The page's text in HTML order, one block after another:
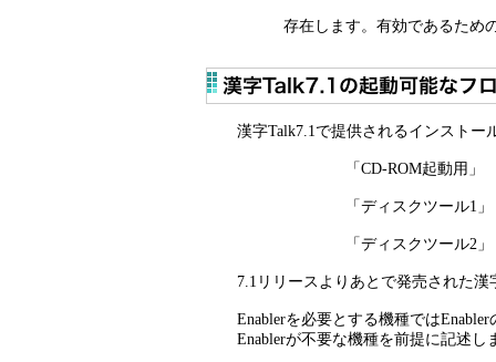
存在します。 有効であるため
漢字Talk7.1で提供されるインスト
「CD-ROM起動用」
「ディスクツール1」
「ディスクツール2」
7.1リリースよりあとで発売された
Enablerを必要とする機種では
Enablerが不要な機種を前提に記述し